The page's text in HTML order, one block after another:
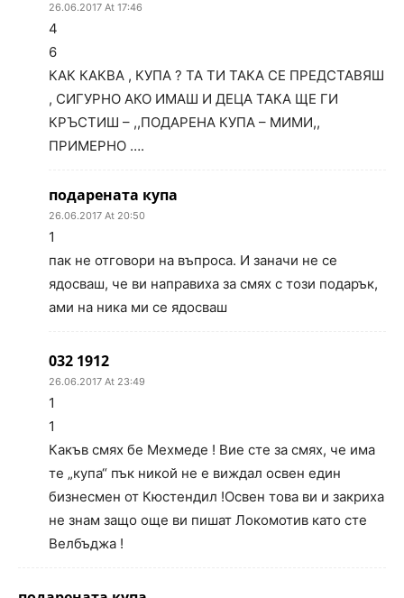
26.06.2017 At 17:46
4
6
КАК КАКВА , КУПА ? ТА ТИ ТАКА СЕ ПРЕДСТАВЯШ
, СИГУРНО АКО ИМАШ И ДЕЦА ТАКА ЩЕ ГИ
КРЪСТИШ – ,,ПОДАРЕНА КУПА – МИМИ,,
ПРИМЕРНО ….
подарената купа
26.06.2017 At 20:50
1
пак не отговори на въпроса. И заначи не се
ядосваш, че ви направиха за смях с този подарък,
ами на ника ми се ядосваш
032 1912
26.06.2017 At 23:49
1
1
Какъв смях бе Мехмеде ! Вие сте за смях, че има
те „купа“ пък никой не е виждал освен един
бизнесмен от Кюстендил !Освен това ви и закриха
не знам защо още ви пишат Локомотив като сте
Велбъджа !